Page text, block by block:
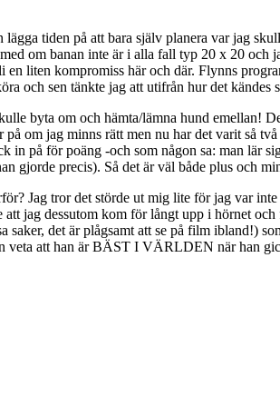
tiden på att bara själv planera var jag
om banan inte är i alla fall typ 20 x 20 och
liten kompromiss här och där. Flynns
och sen tänkte jag att utifrån hur det
byta om och hämta/lämna hund emellan!
om jag minns rätt men nu har det varit så
in på för poäng -och som någon sa: man lär
gjorde precis). Så det är väl både plus och
Jag tror det störde ut mig lite för jag var
jag dessutom kom för långt upp i hörnet
det är plågsamt att se på film ibland!)
att han är BÄST I VÄRLDEN när han